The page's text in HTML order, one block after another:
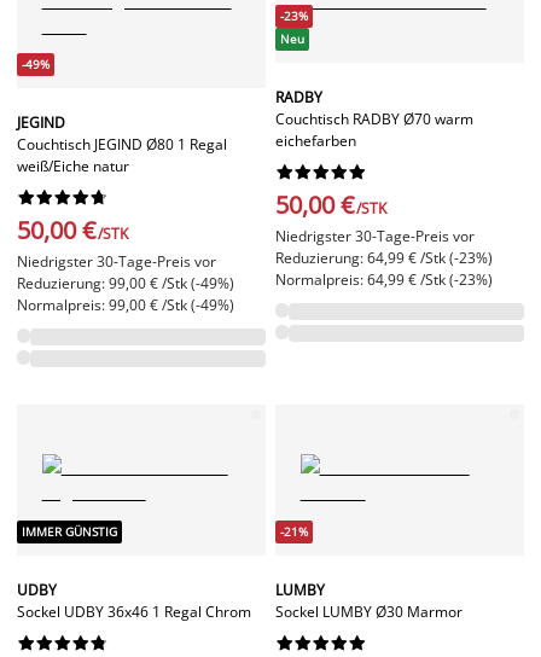
-49%
JEGIND
Couchtisch JEGIND Ø80 1 Regal
weiß/Eiche natur






50,00 €/STK
Niedrigster 30-Tage-Preis vor
Reduzierung: 99,00 € /Stk (-49%)
Normalpreis: 99,00 € /Stk (-49%)
-23%
Neu
RADBY
Couchtisch RADBY Ø70 warm
eichefarben






50,00 €/STK
Niedrigster 30-Tage-Preis vor
Reduzierung: 64,99 € /Stk (-23%)
Normalpreis: 64,99 € /Stk (-23%)
IMMER GÜNSTIG
UDBY
Sockel UDBY 36x46 1 Regal Chrom






-21%
LUMBY
Sockel LUMBY Ø30 Marmor





